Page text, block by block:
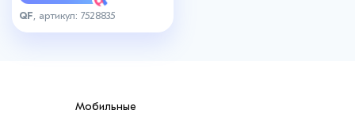
мм, набор10 штук, цвет
серебро
QF , артикул: 7528835
Мобильные